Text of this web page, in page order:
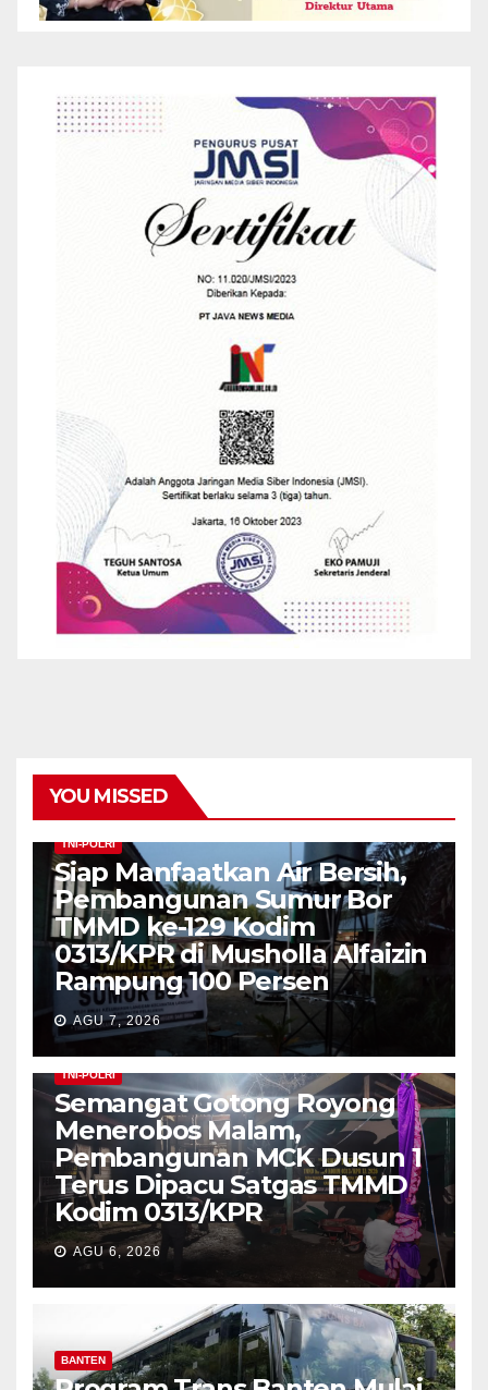
YOU MISSED
TNI-POLRI
Siap Manfaatkan Air Bersih,
Pembangunan Sumur Bor
TMMD ke-129 Kodim
0313/KPR di Musholla Alfaizin
Rampung 100 Persen
AGU 7, 2026
TNI-POLRI
Semangat Gotong Royong
Menerobos Malam,
Pembangunan MCK Dusun 1
Terus Dipacu Satgas TMMD
Kodim 0313/KPR
AGU 6, 2026
BANTEN